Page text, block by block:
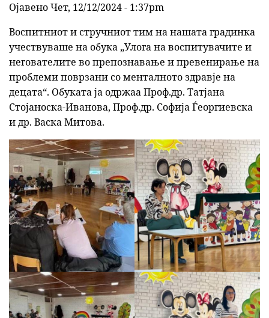
Ојавено Чет, 12/12/2024 - 1:37pm
Воспитниот и стручниот тим на нашата градинка
учествуваше на обука „Улога на воспитувачите и
негователите во препознавање и превенирање на
проблеми поврзани со менталното здравје на
децата“. Обуката ја одржаа Проф.др. Татјана
Стојаноска-Иванова, Проф.др. Софија Ѓеоргиевска
и др. Васка Митова.